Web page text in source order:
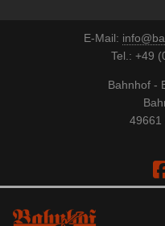
E-Mail:
Tel.: +49
Bahnhof -
49661